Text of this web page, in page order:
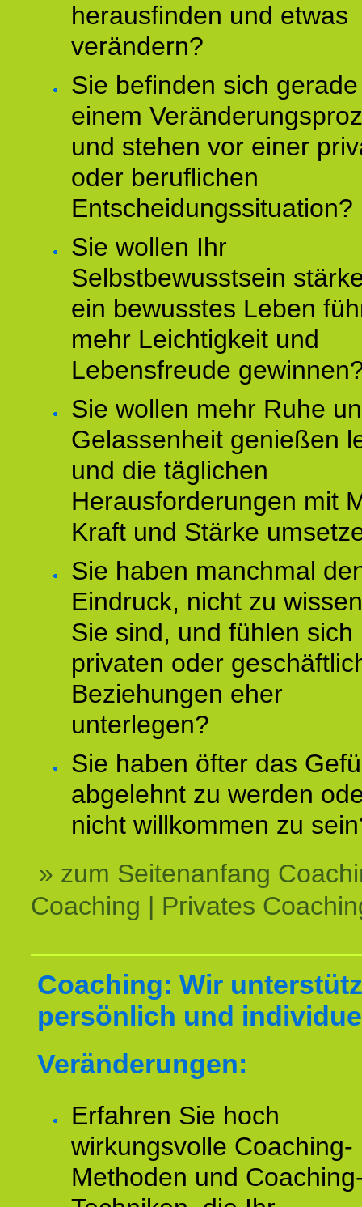
herausfinden und etwas
verändern?
Sie befinden sich
einem
und stehen vor einer
oder beruflichen
Entscheidungssituation?
Sie wollen Ihr
Selbstbewusstsein
ein bewusstes Leben
mehr Leichtigkeit und
Lebensfreude
Sie wollen mehr Ruhe
Gelassenheit genießen
und die täglichen
Herausforderungen mit
Kraft und Stärke
Sie haben manchmal
Eindruck, nicht zu
Sie sind, und fühlen sich
privaten oder
Beziehungen eher
unterlegen?
Sie haben öfter das
abgelehnt zu werden
nicht willkommen zu
» zum Seitenanfang
Coaching | Privates
Coaching: Wir
persönlich und
Veränderungen:
Erfahren Sie hoch
wirkungsvolle Coaching-
Methoden und